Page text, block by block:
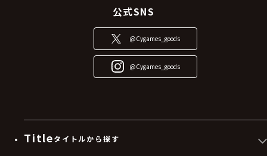
公式SNS
@Cygames_goods
@Cygames_goods
Titleタイトルから探す